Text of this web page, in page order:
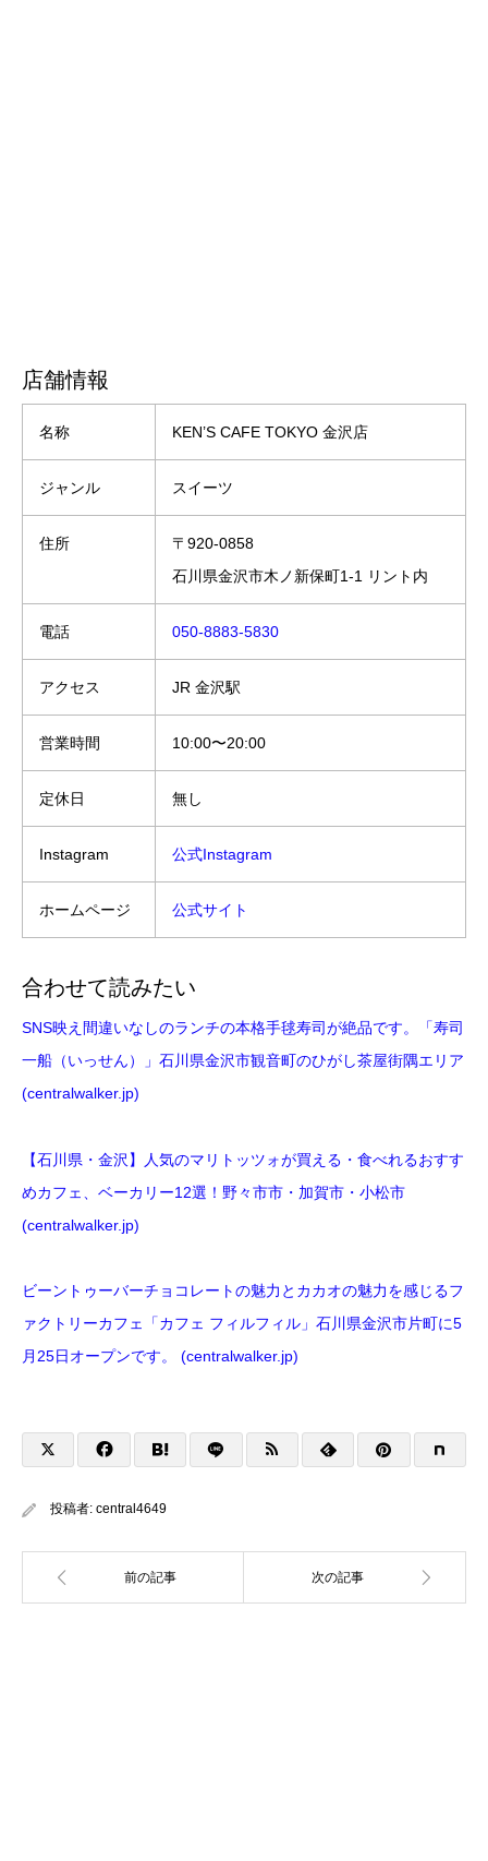
店舗情報
名称 KEN’S CAFE TOKYO 金沢店
ジャンル スイーツ
住所
〒920-0858
石川県金沢市木ノ新保町1-1 リント内
電話 050-8883-5830
アクセス JR 金沢駅
営業時間 10:00〜20:00
定休日 無し
Instagram 公式Instagram
ホームページ 公式サイト
合わせて読みたい
SNS映え間違いなしのランチの本格手毬寿司が絶品です。「寿司
一船（いっせん）」石川県金沢市観音町のひがし茶屋街隅エリア
(centralwalker.jp)
【石川県・金沢】人気のマリトッツォが買える・食べれるおすす
めカフェ、ベーカリー12選！野々市市・加賀市・小松市
(centralwalker.jp)
ビーントゥーバーチョコレートの魅力とカカオの魅力を感じるフ
ァクトリーカフェ「カフェ フィルフィル」石川県金沢市片町に5
月25日オープンです。 (centralwalker.jp)
投稿者: central4649